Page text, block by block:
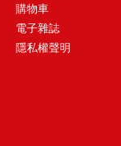
購物車
電子雜誌
隱私權聲明